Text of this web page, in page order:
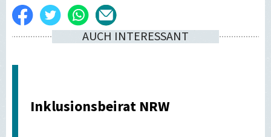
Auf
Facebook
Twittern WhatsApp
E-
AUCH INTERESSANT
Inklusionsbeirat NRW